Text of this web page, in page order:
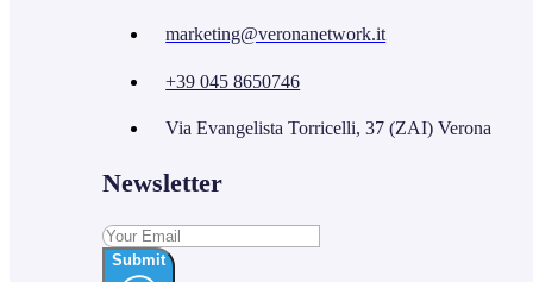
marketing@veronanetwork.it
+39 045 8650746
Via Evangelista Torricelli, 37 (ZAI) Verona
Newsletter
Submit